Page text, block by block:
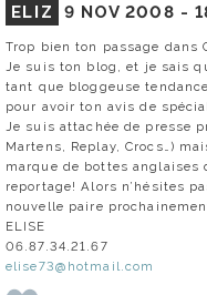
ELIZ 9 NOV 2008 -
Trop bien ton passage dans
Je suis ton blog, et je sais
tant que bloggeuse
pour avoir ton avis de
Je suis attachée de presse
Martens, Replay, Crocs…)
marque de bottes
reportage! Alors n’hésites
nouvelle paire
ELISE
06.87.34.21.67
elise73@hotmail.com